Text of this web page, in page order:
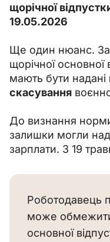
щорічної
19.05.2026
Ще один нюанс.
щорічної основної
мають бути надані
скасування
До визнання
залишки могли
зарплати. З 19
Роботодавець
може обмежити
основної